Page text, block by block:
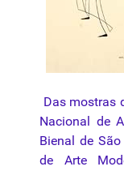
Das mostras
Nacional de
Bienal de
de Arte